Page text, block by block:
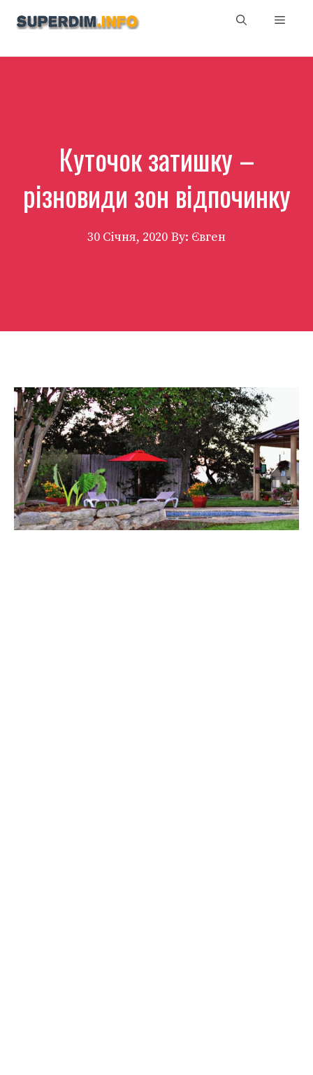
Куточок затишку –
різновиди зон відпочинку
30 Січня, 2020 By: Євген